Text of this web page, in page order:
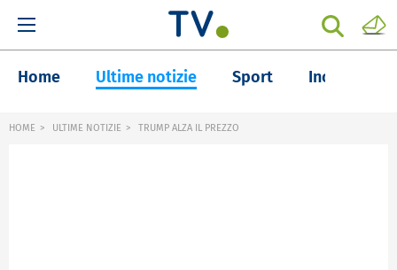
Home Ultime notizie Sport Inchieste
HOME ULTIME NOTIZIE TRUMP ALZA IL PREZZO